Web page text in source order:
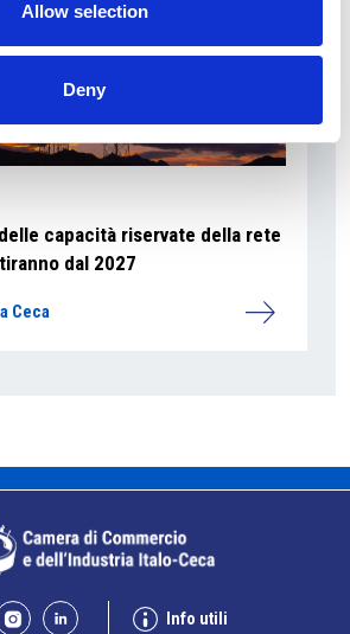
Allow selection
Deny
capacità riservate della rete
dal 2027
Ceca
Info utili